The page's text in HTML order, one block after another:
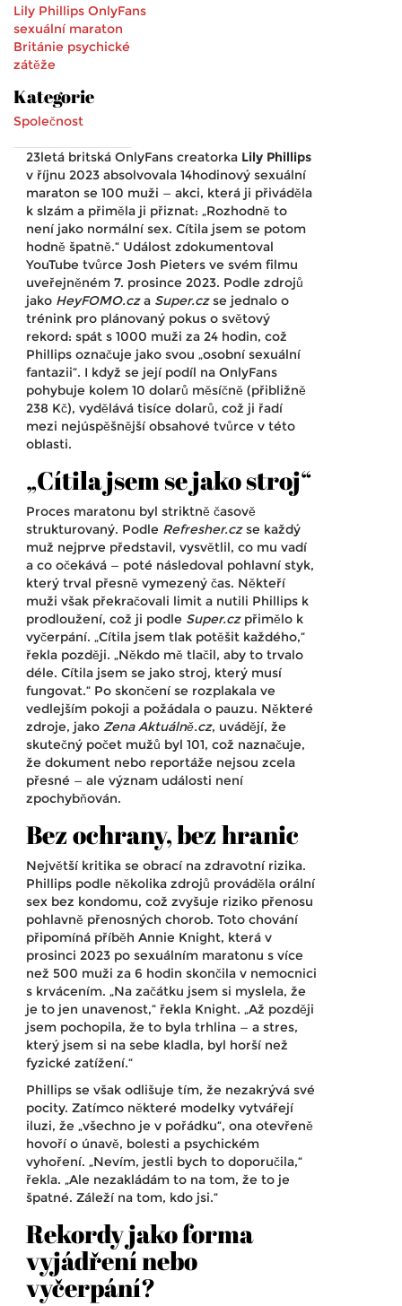
Lily Phillips OnlyFans
sexuální maraton
Británie psychické
zátěže
Kategorie
Společnost
23letá britská OnlyFans creatorka Lily Phillips
v říjnu 2023 absolvovala 14hodinový sexuální
maraton se 100 muži — akci, která ji přiváděla
k slzám a přiměla ji přiznat: „Rozhodně to
není jako normální sex. Cítila jsem se potom
hodně špatně.“ Událost zdokumentoval
YouTube tvůrce Josh Pieters ve svém filmu
uveřejněném 7. prosince 2023. Podle zdrojů
jako HeyFOMO.cza Super.czse jednalo o
trénink pro plánovaný pokus o světový
rekord: spát s 1000 muži za 24 hodin, což
Phillips označuje jako svou „osobní sexuální
fantazii“. I když se její podíl na OnlyFans
pohybuje kolem 10 dolarů měsíčně (přibližně
238 Kč), vydělává tisíce dolarů, což ji řadí
mezi nejúspěšnější obsahové tvůrce v této
oblasti.
„Cítila jsem se jako stroj“
Proces maratonu byl striktně časově
strukturovaný. Podle Refresher.czse každý
muž nejprve představil, vysvětlil, co mu vadí
a co očekává — poté následoval pohlavní styk,
který trval přesně vymezený čas. Někteří
muži však překračovali limit a nutili Phillips k
prodloužení, což ji podle Super.czpřimělo k
vyčerpání. „Cítila jsem tlak potěšit každého,“
řekla později. „Někdo mě tlačil, aby to trvalo
déle. Cítila jsem se jako stroj, který musí
fungovat.“ Po skončení se rozplakala ve
vedlejším pokoji a požádala o pauzu. Některé
zdroje, jako Zena Aktuálně.cz, uvádějí, že
skutečný počet mužů byl 101, což naznačuje,
že dokument nebo reportáže nejsou zcela
přesné — ale význam události není
zpochybňován.
Bez ochrany, bez hranic
Největší kritika se obrací na zdravotní rizika.
Phillips podle několika zdrojů prováděla orální
sex bez kondomu, což zvyšuje riziko přenosu
pohlavně přenosných chorob. Toto chování
připomíná příběh Annie Knight, která v
prosinci 2023 po sexuálním maratonu s více
než 500 muži za 6 hodin skončila v nemocnici
s krvácením. „Na začátku jsem si myslela, že
je to jen unavenost,“ řekla Knight. „Až později
jsem pochopila, že to byla trhlina — a stres,
který jsem si na sebe kladla, byl horší než
fyzické zatížení.“
Phillips se však odlišuje tím, že nezakrývá své
pocity. Zatímco některé modelky vytvářejí
iluzi, že „všechno je v pořádku“, ona otevřeně
hovoří o únavě, bolesti a psychickém
vyhoření. „Nevím, jestli bych to doporučila,“
řekla. „Ale nezakládám to na tom, že to je
špatné. Záleží na tom, kdo jsi.“
Rekordy jako forma
vyjádření nebo
vyčerpání?